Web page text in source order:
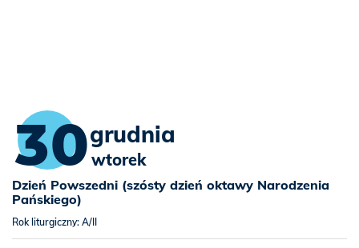
30grudnia
wtorek
Dzień Powszedni (szósty dzień oktawy Narodzenia
Pańskiego)
Rok liturgiczny: A/II